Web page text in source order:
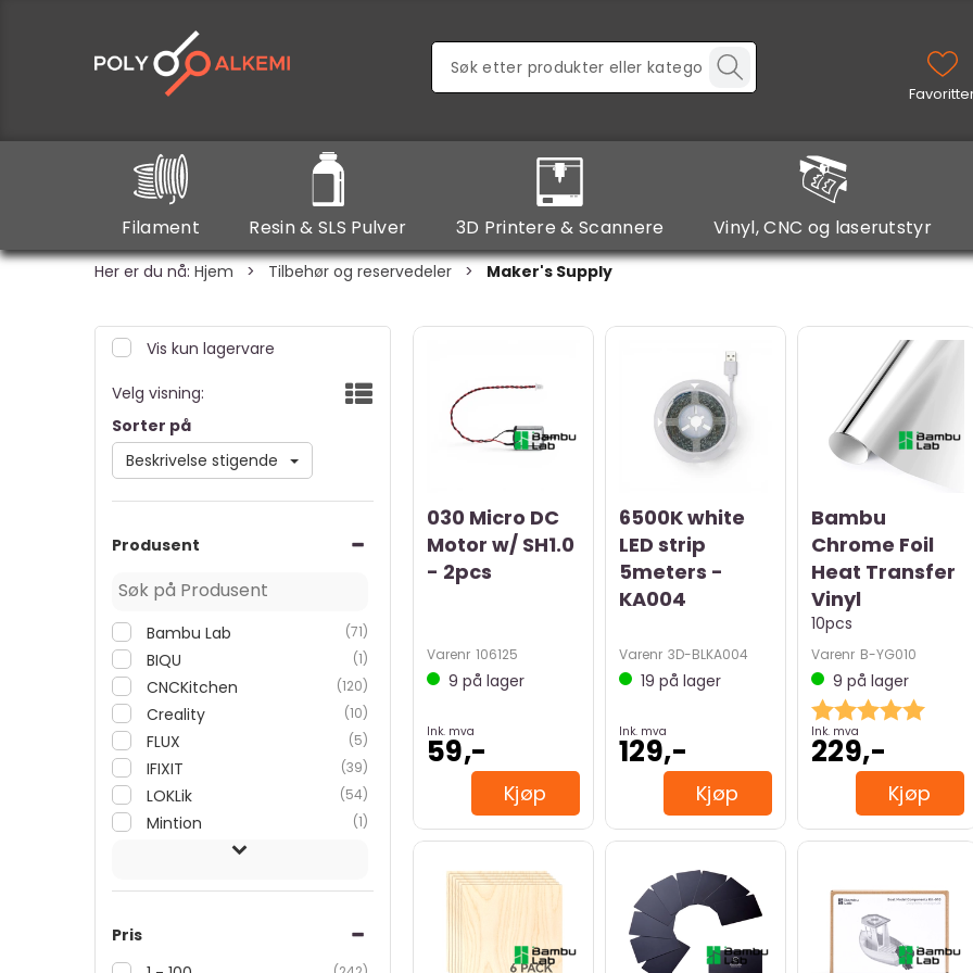
Filament Resin & SLS Pulver 3D Printere & Scannere Vinyl, CNC og laserutstyr
Her er du nå: Hjem > Tilbehør og reservedeler > Maker's Supply
Vis kun lagervare
Velg visning:
Sorter på
Beskrivelse stigende
Produsent
Bambu Lab (71)
BIQU (1)
CNCKitchen (120)
Creality (10)
FLUX (5)
IFIXIT (39)
LOKLik (54)
Mintion (1)
Pris
030 Micro DC
Motor w/ SH1.0
- 2pcs
Varenr 106125
9 på lager
Ink. mva
59,-
Kjøp
6500K white
LED strip
5meters -
KA004
Varenr 3D-BLKA004
19 på lager
Ink. mva
129,-
Kjøp
Bambu
Chrome Foil
Heat Transfer
Vinyl
10pcs
Varenr B-YG010
9 på lager
Karakter:
5.0
Ink. mva
229,-
Kjøp